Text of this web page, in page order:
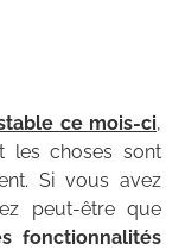
ce mois-ci,
les choses sont
Si vous avez
peut-être que
fonctionnalités